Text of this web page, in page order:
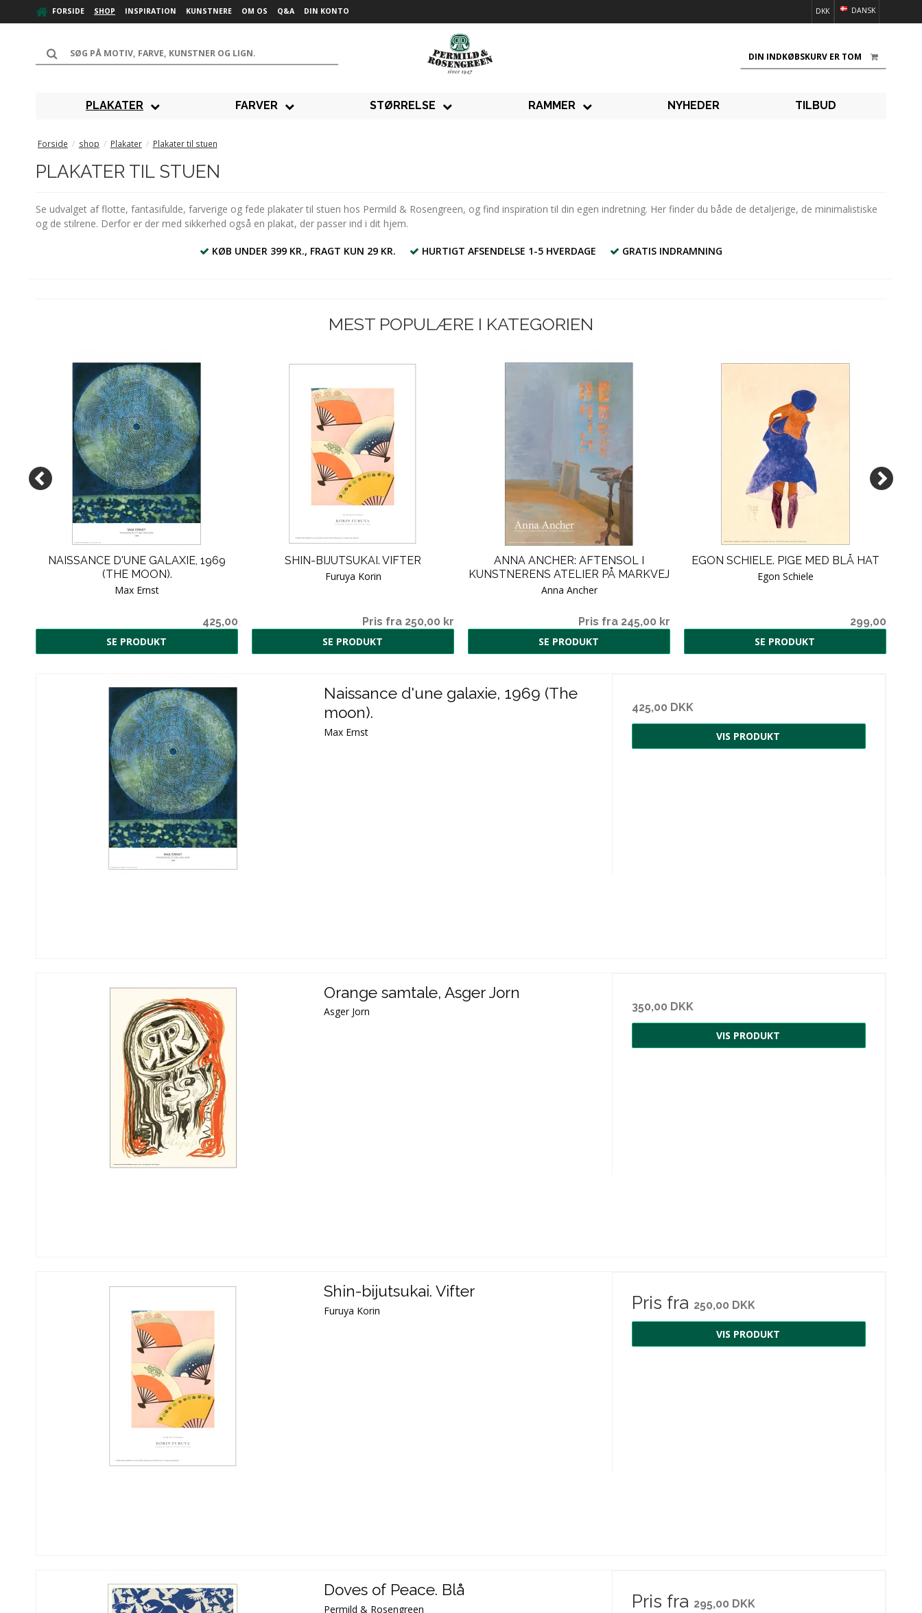
FORSIDE SHOP INSPIRATION KUNSTNERE OM OS Q&A DIN KONTO DANSK
DKK
DIN INDKØBSKURV ER TOM
PLAKATER FARVER STØRRELSE RAMMER NYHEDER TILBUD
Forside / shop / Plakater / Plakater til stuen
PLAKATER TIL STUEN
Se udvalget af flotte, fantasifulde, farverige og fede plakater til stuen hos Permild & Rosengreen, og find inspiration til din egen indretning. Her finder du både de detaljerige, de minimalistiske
og de stilrene. Derfor er der med sikkerhed også en plakat, der passer ind i dit hjem.
KØB UNDER 399 KR., FRAGT KUN 29 KR. HURTIGT AFSENDELSE 1-5 HVERDAGE GRATIS INDRAMNING
MEST POPULÆRE I KATEGORIEN
NAISSANCE D'UNE GALAXIE, 1969
(THE MOON).
Max Ernst
425,00
SE PRODUKT
SHIN-BIJUTSUKAI. VIFTER
Furuya Korin
Pris fra 250,00 kr
SE PRODUKT
ANNA ANCHER: AFTENSOL I
KUNSTNERENS ATELIER PÅ MARKVEJ
Anna Ancher
Pris fra 245,00 kr
SE PRODUKT
EGON SCHIELE. PIGE MED BLÅ HAT
Egon Schiele
299,00
SE PRODUKT
Naissance d'une galaxie, 1969 (The
moon).
Max Ernst
425,00 DKK
VIS PRODUKT
Orange samtale, Asger Jorn
Asger Jorn 350,00 DKK
VIS PRODUKT
Shin-bijutsukai. Vifter
Furuya Korin Pris fra 250,00 DKK
VIS PRODUKT
Doves of Peace. Blå
Permild & Rosengreen Pris fra 295,00 DKK